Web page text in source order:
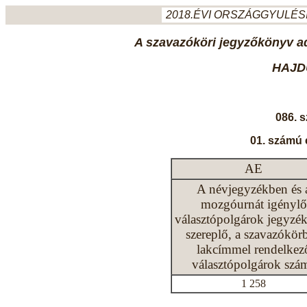
2018.ÉVI
A szavazóköri jegyzőkönyv
086.
01. számú
AE
A névjegyzékben és
mozgóurnát igénylő
választópolgárok
szereplő, a
lakcímmel
választópolgárok
1 258